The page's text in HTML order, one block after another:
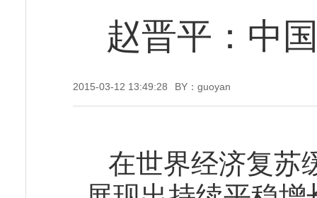
赵晋平：中
2015-03-12 13:49:28 BY：guoyan
在世界经济复苏